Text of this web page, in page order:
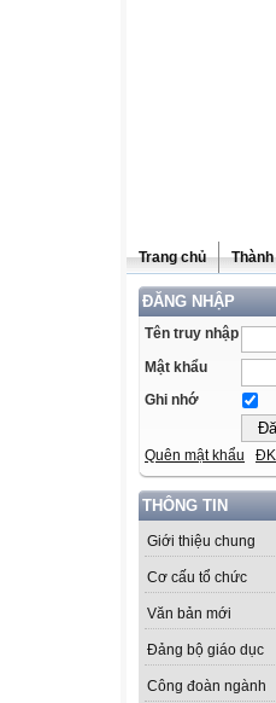
Trang chủ
ĐĂNG NHẬP
Tên truy nhập
Mật khẩu
Ghi nhớ
Quên mật khẩu
THÔNG TIN
Giới thiệu chung
Cơ cấu tổ chức
Văn bản mới
Đảng bộ giáo dục
Công đoàn ngành